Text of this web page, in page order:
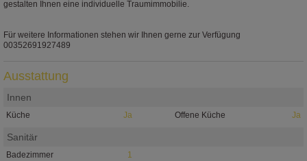
gestalten Ihnen eine individuelle Traumimmobilie.
Für weitere Informationen stehen wir Ihnen gerne zur Verfügung
00352691927489
Ausstattung
Innen
Küche Ja Offene Küche Ja
Sanitär
Badezimmer 1